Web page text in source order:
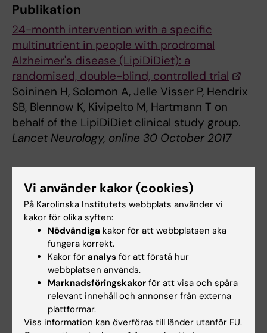
Publikation
24-month intervention with a specific
multinutrient in people with prodromal
Alzheimer's disease (LipiDiDiet): a
randomised, double-blind, controlled trial
Soininen H, Solomon A, Jelle Visser P, Hendrix
SB, Blennow K, Kivipelto M, Hartmann T on
behalf of the LipiDiDiet clinical study group.
Lancet Neurology, online 30 October 2017
Länkar
Pressmeddelande från LipiDiDiet
Läs en nyhetsartikel om studien i Dagens Medicin
Alzheimers sjukdom Demens
Neurodegenerativa sjukdomar Nutrition
Vi använder kakor (cookies)
På Karolinska Institutets webbplats använder vi
kakor för olika syften:
Nödvändiga kakor för att webbplatsen ska
fungera korrekt.
Kakor för analys för att förstå hur
webbplatsen används.
Marknadsföringskakor för att visa och spåra
relevant innehåll och annonser från externa
plattformar.
Viss information kan överföras till länder utanför EU.